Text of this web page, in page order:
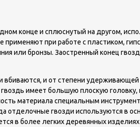
конце и сплюснутый на другом,
при работе с пластиком,
или бронзы. Заостренный конец
и от степени
имеет большую плоскую головку,
материала специальным
отделочные гвозди используются в
в более легких деревянных